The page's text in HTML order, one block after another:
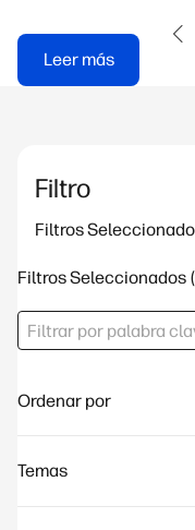
Leer más
Filtro
Filtros
Filtros Seleccionados
Ordenar por
Temas